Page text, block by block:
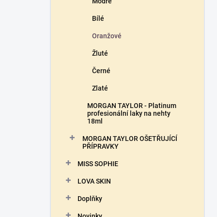
Bílé
Oranžové
Žluté
Černé
Zlaté
MORGAN TAYLOR - Platinum
profesionální laky na nehty
18ml
MORGAN TAYLOR OŠETŘUJÍCÍ
PŘÍPRAVKY
MISS SOPHIE
LOVA SKIN
Doplňky